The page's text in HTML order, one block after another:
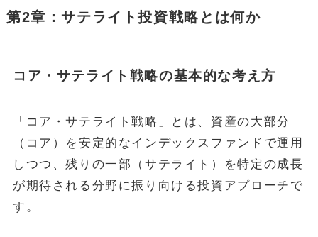
第2章：サテライト投資戦略とは何か
コア・サテライト戦略の基本的な考え方
「コア・サテライト戦略」とは、資産の大部分
（コア）を安定的なインデックスファンドで運用
しつつ、残りの一部（サテライト）を特定の成長
が期待される分野に振り向ける投資アプローチで
す。